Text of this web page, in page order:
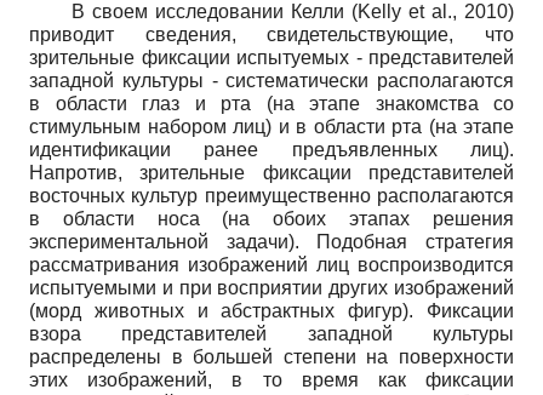
В своем исследовании Келли (Kelly et al .,2010)
приводит сведения, свидетельствующие, что
зрительные фиксации испытуемых - представителей
западной культуры - систематически располагаются
в области глаз и рта (на этапе знакомства со
стимульным набором лиц) и в области рта (на этапе
идентификации ранее предъявленных лиц).
Напротив, зрительные фиксации представителей
восточных культур преимущественно располагаются
в области носа (на обоих этапах решения
экспериментальной задачи). Подобная стратегия
рассматривания изображений лиц воспроизводится
испытуемыми и при восприятии других изображений
(морд животных и абстрактных фигур). Фиксации
взора представителей западной культуры
распределены в большей степени на поверхности
этих изображений, в то время как фиксации